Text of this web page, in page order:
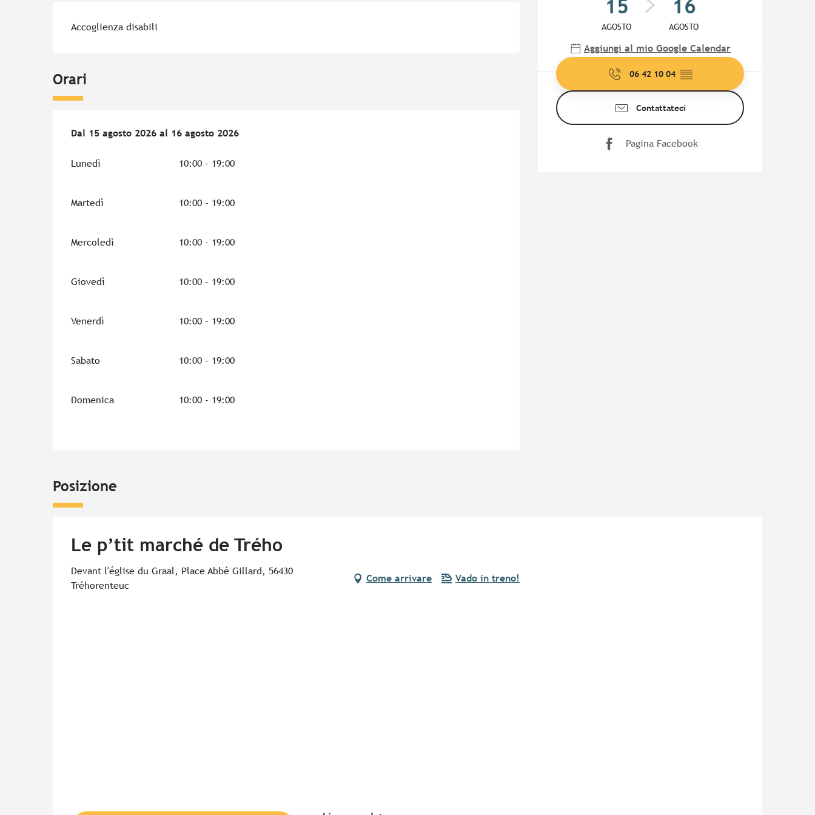
15
AGOSTO
16
AGOSTO
Aggiungi al mio Google Calendar
06 42 10 04 ▒▒
Contattateci
Pagina Facebook
Accoglienza disabili
Orari
Dal 15 agosto 2026al 16 agosto 2026
Dal 15 agosto 2026al 16 agosto 2026
Lunedì 10:00 - 19:00
Martedì 10:00 - 19:00
Mercoledì 10:00 - 19:00
Giovedì 10:00 - 19:00
Venerdì 10:00 - 19:00
Sabato 10:00 - 19:00
Domenica 10:00 - 19:00
Posizione
Le p’tit marché de Trého
Devant l'église du Graal, Place Abbé Gillard, 56430
Tréhorenteuc
Come arrivare Vado in treno!